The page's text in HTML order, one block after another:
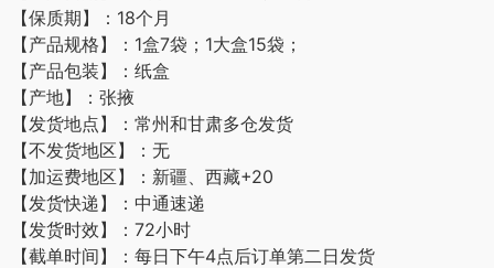
【保质期】：18个月
【产品规格】：1盒7袋；1大盒15袋；
【产品包装】：纸盒
【产地】：张掖
【发货地点】：常州和甘肃多仓发货
【不发货地区】：无
【加运费地区】：新疆、西藏+20
【发货快递】：中通速递
【发货时效】：72小时
【截单时间】：每日下午4点后订单第二日发货